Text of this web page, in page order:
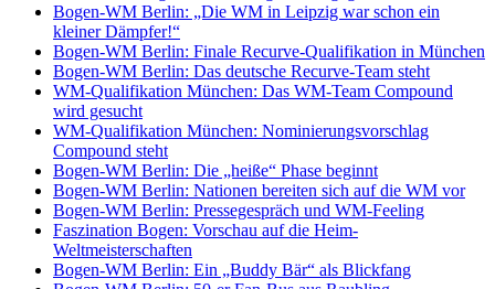
Bogen-WM Berlin: „Die WM in Leipzig war schon ein
kleiner Dämpfer!“
Bogen-WM Berlin: Finale Recurve-Qualifikation in München
Bogen-WM Berlin: Das deutsche Recurve-Team steht
WM-Qualifikation München: Das WM-Team Compound
wird gesucht
WM-Qualifikation München: Nominierungsvorschlag
Compound steht
Bogen-WM Berlin: Die „heiße“ Phase beginnt
Bogen-WM Berlin: Nationen bereiten sich auf die WM vor
Bogen-WM Berlin: Pressegespräch und WM-Feeling
Faszination Bogen: Vorschau auf die Heim-
Weltmeisterschaften
Bogen-WM Berlin: Ein „Buddy Bär“ als Blickfang